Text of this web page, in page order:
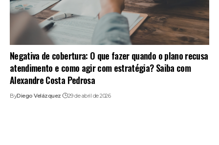
Negativa de cobertura: O que fazer quando o plano recusa
atendimento e como agir com estratégia? Saiba com
Alexandre Costa Pedrosa
ByDiego Velázquez 29 de abril de 2026